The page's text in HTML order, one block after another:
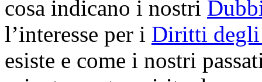
cosa indicano i nostri
l’interesse per i Diritti
esiste e come i nostri